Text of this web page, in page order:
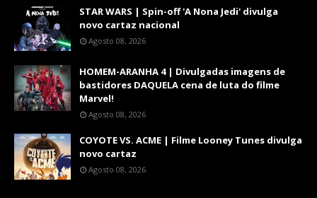
STAR WARS | Spin-off 'A Nona Jedi' divulga
novo cartaz nacional
Agosto 08, 2026
HOMEM-ARANHA 4 | Divulgadas imagens de
bastidores DAQUELA cena de luta do filme
Marvel!
Agosto 08, 2026
COYOTE VS. ACME | Filme Looney Tunes divulga
novo cartaz
Agosto 08, 2026